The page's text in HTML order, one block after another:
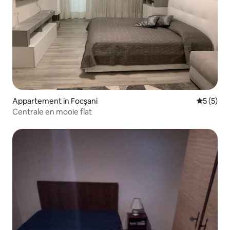
Appartement in Focșani
5 (5)
Centrale en mooie flat